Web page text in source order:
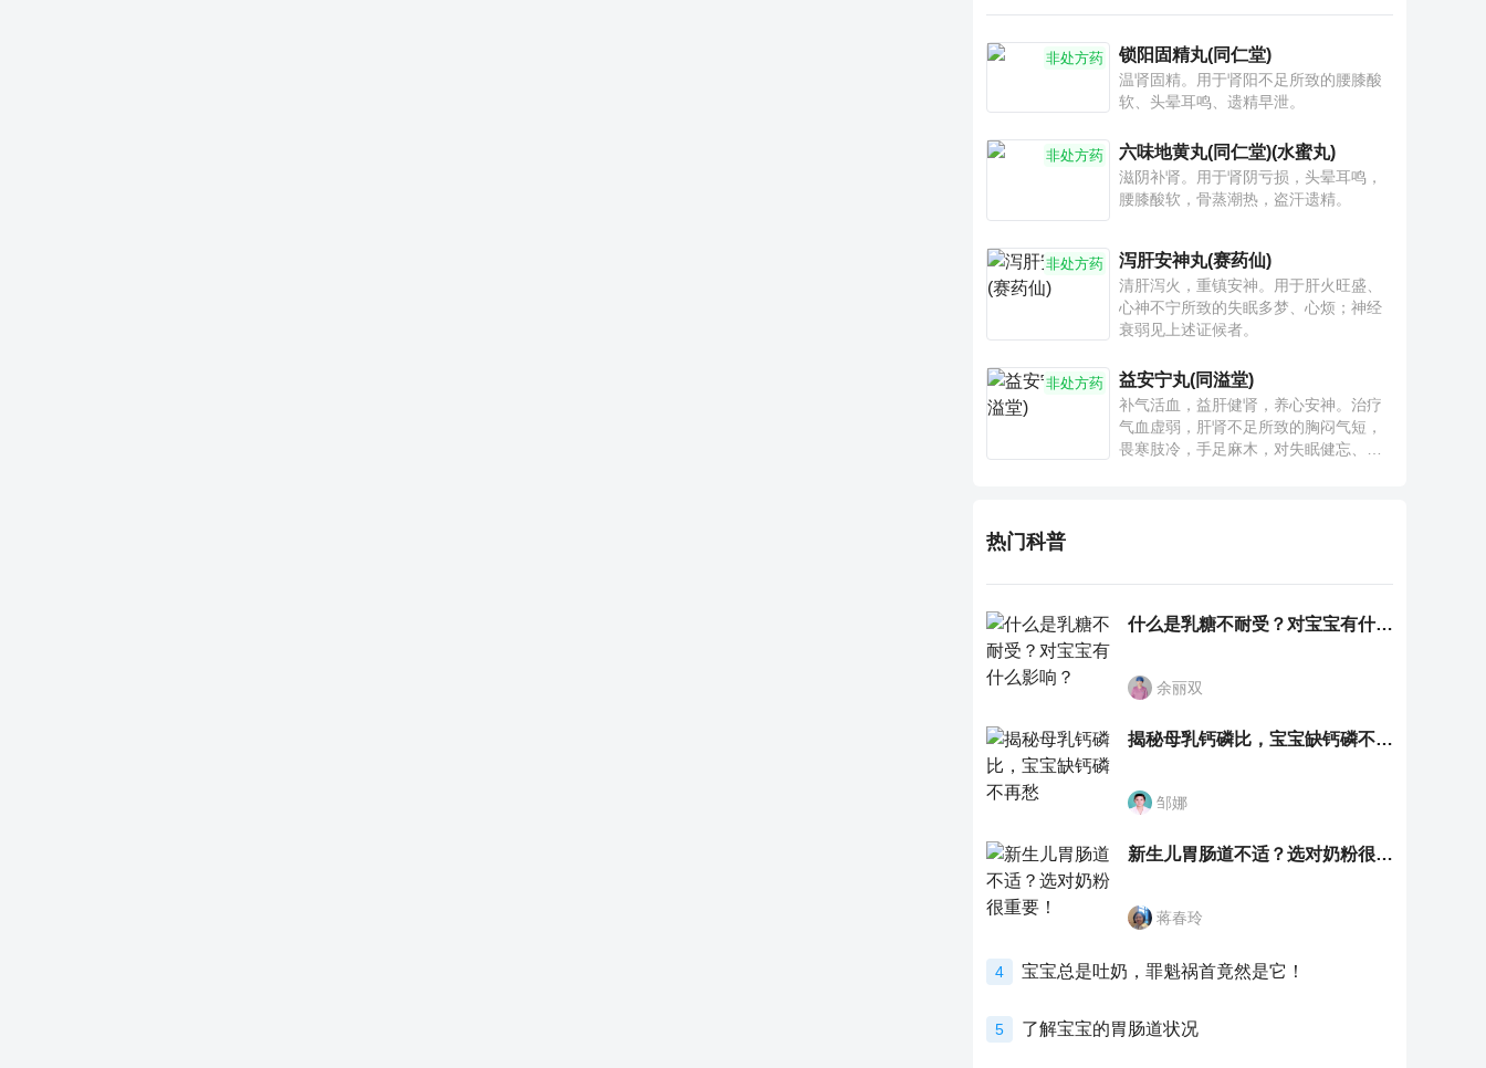
非处方药 锁阳固精丸(同仁堂)
温肾固精。用于肾阳不足所致的腰膝酸
软、头晕耳鸣、遗精早泄。
非处方药 六味地黄丸(同仁堂)(水蜜丸)
滋阴补肾。用于肾阴亏损，头晕耳鸣，
腰膝酸软，骨蒸潮热，盗汗遗精。
非处方药 泻肝安神丸(赛药仙)
清肝泻火，重镇安神。用于肝火旺盛、
心神不宁所致的失眠多梦、心烦；神经
衰弱见上述证候者。
非处方药 益安宁丸(同溢堂)
补气活血，益肝健肾，养心安神。治疗
气血虚弱，肝肾不足所致的胸闷气短，
畏寒肢冷，手足麻木，对失眠健忘、神
热门科普
什么是乳糖不耐受？对宝宝有什么影响？
余丽双
揭秘母乳钙磷比，宝宝缺钙磷不再愁
邹娜
新生儿胃肠道不适？选对奶粉很重要！
蒋春玲
4 宝宝总是吐奶，罪魁祸首竟然是它！
5 了解宝宝的胃肠道状况